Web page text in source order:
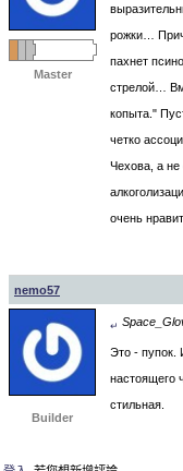
Master
рожки…
пахнет
стрелой…
копыта."
четко
Чехова, а
очень
nemo57
Builder
↵
Это - пупок.
настоящего
стильная.